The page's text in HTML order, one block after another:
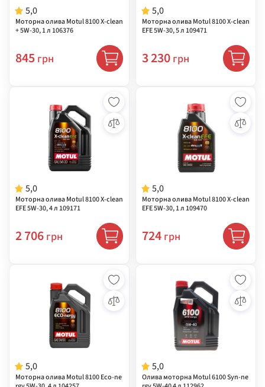
5,0
Моторна олива Motul 8100 X-clean
+ 5W-30, 1 л 106376
845 грн
5,0
Моторна олива Motul 8100 X-clean
EFE 5W-30, 5 л 109471
3 230 грн
5,0
Моторна олива Motul 8100 X-clean
EFE 5W-30, 4 л 109171
2 706 грн
5,0
Моторна олива Motul 8100 X-clean
EFE 5W-30, 1 л 109470
724 грн
5,0
Моторна олива Motul 8100 Eco-ne
5,0
Олива моторна Motul 6100 Syn-ne